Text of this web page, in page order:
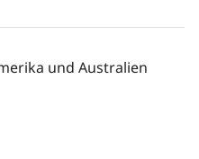
und Australien